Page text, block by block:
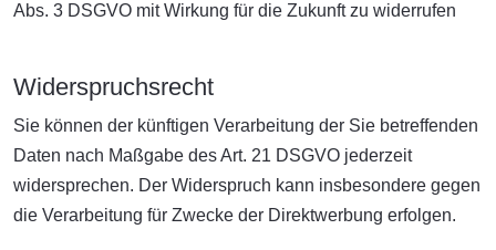
Abs. 3 DSGVO mit Wirkung für die Zukunft zu widerrufen
Widerspruchsrecht
Sie können der künftigen Verarbeitung der Sie betreffenden
Daten nach Maßgabe des Art. 21 DSGVO jederzeit
widersprechen. Der Widerspruch kann insbesondere gegen
die Verarbeitung für Zwecke der Direktwerbung erfolgen.